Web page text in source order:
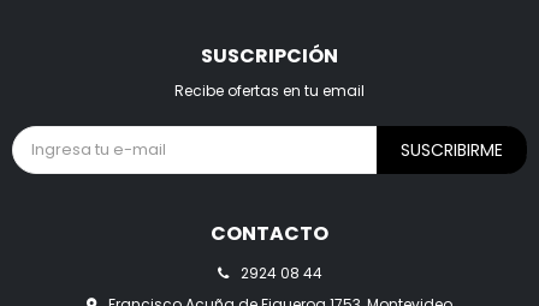
CONTACTO
2924 08 44
SUSCRIPCIÓN
Recibe ofertas en tu email
SUSCRIBIRME